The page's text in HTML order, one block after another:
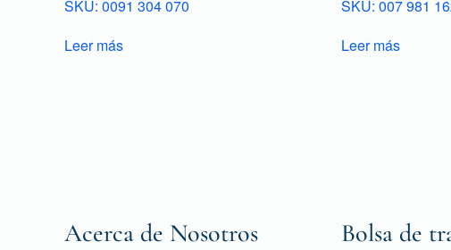
SKU: 0091 304 070
Leer más
SKU: 007 981
Leer más
Acerca de Nosotros Bolsa de